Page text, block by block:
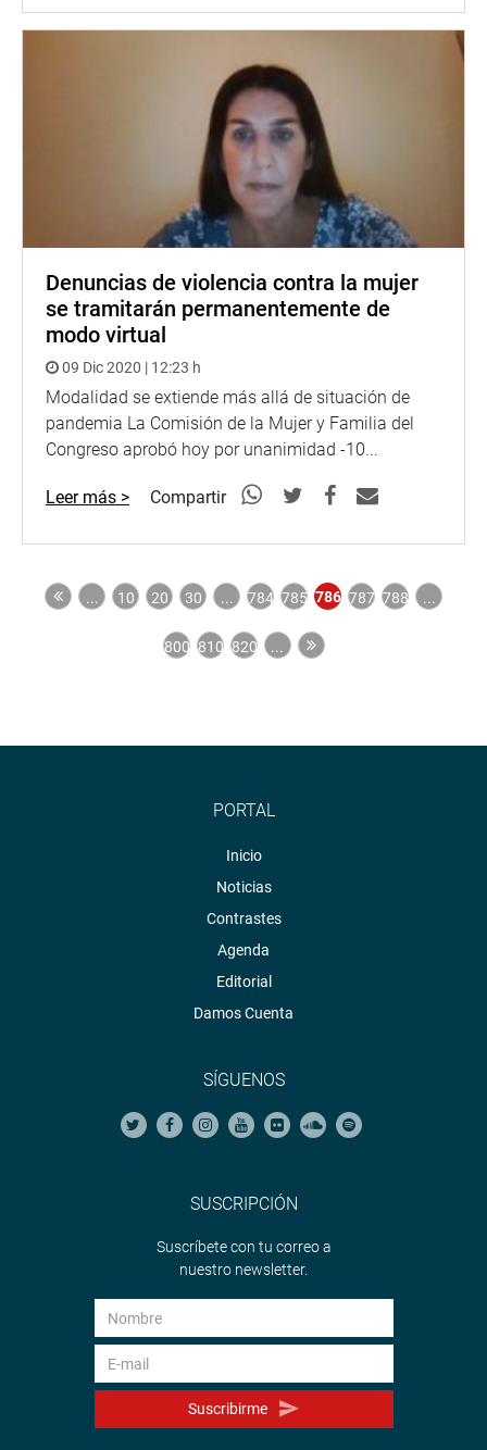
Denuncias de violencia contra la mujer
se tramitarán permanentemente de
modo virtual
09 Dic 2020 | 12:23 h
Modalidad se extiende más allá de situación de
pandemia La Comisión de la Mujer y Familia del
Congreso aprobó hoy por unanimidad -10...
Leer más > Compartir
... 10 20 30 ... 784 785 786 787 788 ...
800 810 820 ...
PORTAL
Inicio
Noticias
Contrastes
Agenda
Editorial
Damos Cuenta
SÍGUENOS
SUSCRIPCIÓN
Suscríbete con tu correo a
nuestro newsletter.
Suscribirme